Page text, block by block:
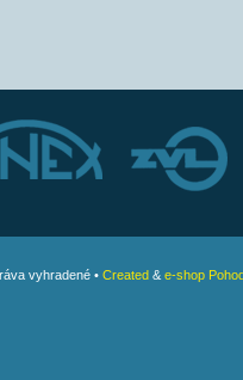
vyhradené • Created & e-shop